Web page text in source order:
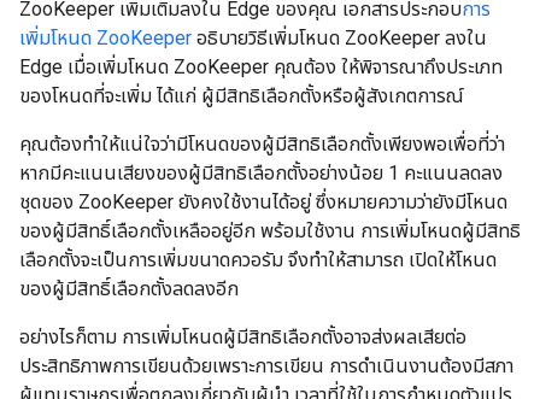
ZooKeeper เพิ่มเติมลงใน Edge ของคุณ เอกสารประกอบการ
เพิ่มโหนด ZooKeeper อธิบายวิธีเพิ่มโหนด ZooKeeper ลงใน
Edge เมื่อเพิ่มโหนด ZooKeeper คุณต้อง ให้พิจารณาถึงประเภท
ของโหนดที่จะเพิ่ม ได้แก่ ผู้มีสิทธิเลือกตั้งหรือผู้สังเกตการณ์
คุณต้องทำให้แน่ใจว่ามีโหนดของผู้มีสิทธิเลือกตั้งเพียงพอเพื่อที่ว่า
หากมีคะแนนเสียงของผู้มีสิทธิเลือกตั้งอย่างน้อย 1 คะแนนลดลง
ชุดของ ZooKeeper ยังคงใช้งานได้อยู่ ซึ่งหมายความว่ายังมีโหนด
ของผู้มีสิทธิ์เลือกตั้งเหลืออยู่อีก พร้อมใช้งาน การเพิ่มโหนดผู้มีสิทธิ
เลือกตั้งจะเป็นการเพิ่มขนาดควอรัม จึงทำให้สามารถ เปิดให้โหนด
ของผู้มีสิทธิ์เลือกตั้งลดลงอีก
อย่างไรก็ตาม การเพิ่มโหนดผู้มีสิทธิเลือกตั้งอาจส่งผลเสียต่อ
ประสิทธิภาพการเขียนด้วยเพราะการเขียน การดำเนินงานต้องมีสภา